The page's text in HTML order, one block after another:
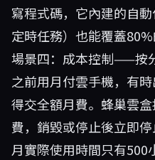
寫程式碼，它內建的自動
定時任務）也能覆蓋80%
場景四：成本控制——按
之前用月付雲手機，有
得交全額月費。蜂巢雲
費，銷毀或停止後立即
月實際使用時間只有500